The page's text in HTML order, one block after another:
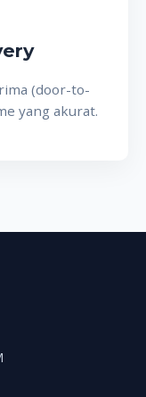
(door-to-
yang akurat.